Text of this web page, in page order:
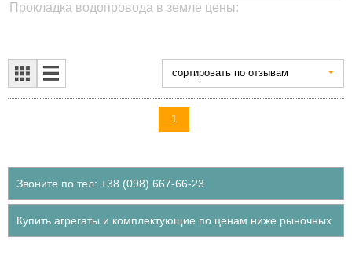
Прокладка водопровода в земле цены:
cортировать по отзывам
1
Звоните по тел: +38 (098) 667-66-23
Купить агрегаты и комплектующие по ценам ниже рыночных